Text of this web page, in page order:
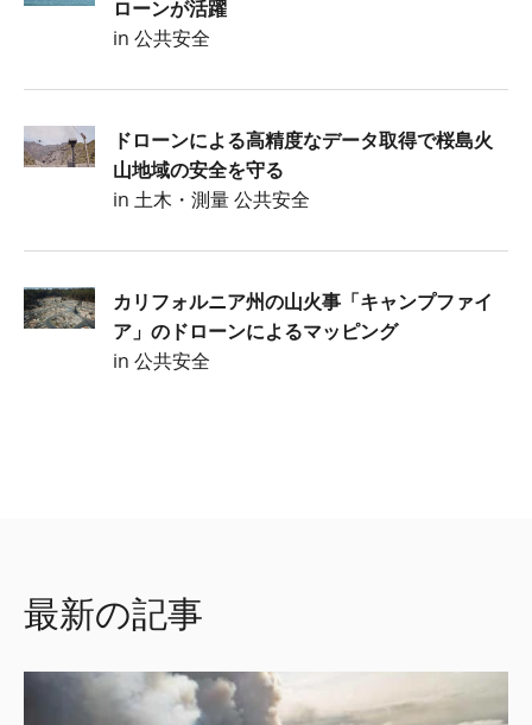
ローンが活躍
in 公共安全
ドローンによる高精度なデータ取得で桜島火
山地域の安全を守る
in 土木・測量 公共安全
カリフォルニア州の山火事「キャンプファイ
ア」のドローンによるマッピング
in 公共安全
最新の記事